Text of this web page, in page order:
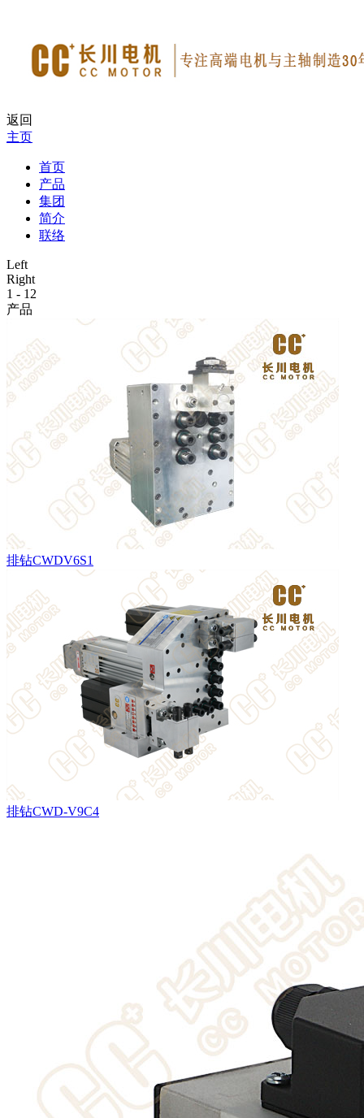
返回
主页
首页
产品
集团
简介
联络
Left
Right
1 - 12
产品
排钻CWDV6S1
排钻CWD-V9C4